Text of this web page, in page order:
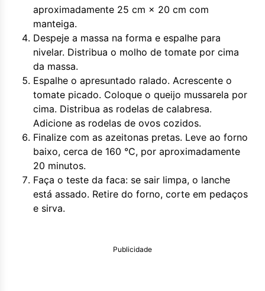
aproximadamente 25 cm × 20 cm com
manteiga.
Despeje a massa na forma e espalhe para
nivelar. Distribua o molho de tomate por cima
da massa.
Espalhe o apresuntado ralado. Acrescente o
tomate picado. Coloque o queijo mussarela por
cima. Distribua as rodelas de calabresa.
Adicione as rodelas de ovos cozidos.
Finalize com as azeitonas pretas. Leve ao forno
baixo, cerca de 160 °C, por aproximadamente
20 minutos.
Faça o teste da faca: se sair limpa, o lanche
está assado. Retire do forno, corte em pedaços
e sirva.
Publicidade